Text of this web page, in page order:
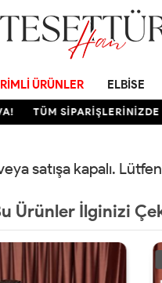
ÜRÜNLER ELBISE
TÜM SİPARİŞLERİNİZDE
satışa kapalı.
Ürünler İlginizi